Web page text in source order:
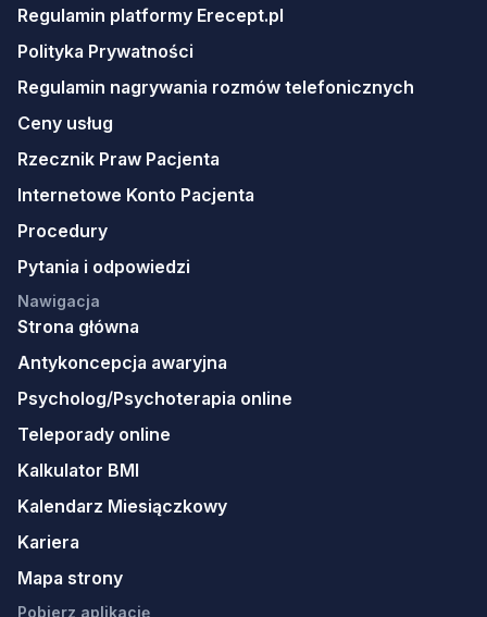
Regulamin platformy Erecept.pl
Polityka Prywatności
Regulamin nagrywania rozmów telefonicznych
Ceny usług
Rzecznik Praw Pacjenta
Internetowe Konto Pacjenta
Procedury
Pytania i odpowiedzi
Nawigacja
Strona główna
Antykoncepcja awaryjna
Psycholog/Psychoterapia online
Teleporady online
Kalkulator BMI
Kalendarz Miesiączkowy
Kariera
Mapa strony
Pobierz aplikację